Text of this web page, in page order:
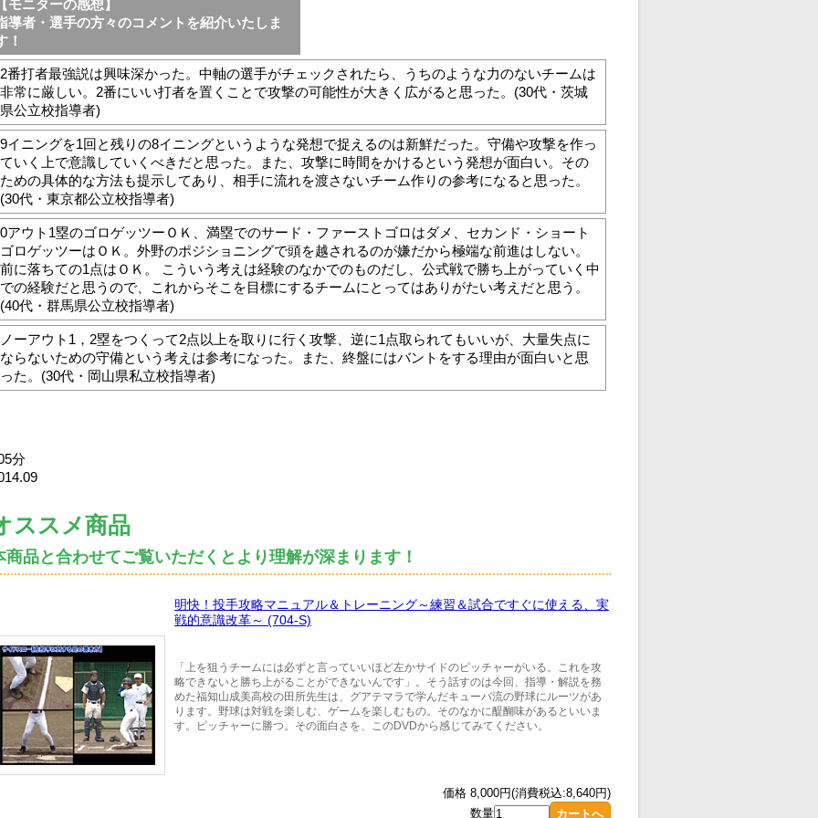
モニターの感想】
導者・選手の方々のコメントを紹介いたしま
！
2番打者最強説は興味深かった。中軸の選手がチェックされたら、うちのような力のないチームは
非常に厳しい。2番にいい打者を置くことで攻撃の可能性が大きく広がると思った。(30代・茨城
県公立校指導者)
9イニングを1回と残りの8イニングというような発想で捉えるのは新鮮だった。守備や攻撃を作っ
ていく上で意識していくべきだと思った。また、攻撃に時間をかけるという発想が面白い。その
ための具体的な方法も提示してあり、相手に流れを渡さないチーム作りの参考になると思った。
(30代・東京都公立校指導者)
0アウト1塁のゴロゲッツーＯＫ、満塁でのサード・ファーストゴロはダメ、セカンド・ショート
ゴロゲッツーはＯＫ。外野のポジショニングで頭を越されるのが嫌だから極端な前進はしない。
前に落ちての1点はＯＫ。 こういう考えは経験のなかでのものだし、公式戦で勝ち上がっていく中
での経験だと思うので、これからそこを目標にするチームにとってはありがたい考えだと思う。
(40代・群馬県公立校指導者)
ノーアウト1，2塁をつくって2点以上を取りに行く攻撃、逆に1点取られてもいいが、大量失点に
ならないための守備という考えは参考になった。また、終盤にはバントをする理由が面白いと思
った。(30代・岡山県私立校指導者)
分
ススメ商品
商品と合わせてご覧いただくとより理解が深まります！
明快！投手攻略マニュアル＆トレーニング～練習＆試合ですぐに使える、実
戦的意識改革～ (704-S)
「上を狙うチームには必ずと言っていいほど左かサイドのピッチャーがいる。これを攻
略できないと勝ち上がることができないんです」。そう話すのは今回、指導・解説を務
めた福知山成美高校の田所先生は、グアテマラで学んだキューバ流の野球にルーツがあ
ります。野球は対戦を楽しむ、ゲームを楽しむもの。そのなかに醍醐味があるといいま
す。ピッチャーに勝つ。その面白さを、このDVDから感じてみてください。
価格 8,000円(消費税込:8,640円)
数量